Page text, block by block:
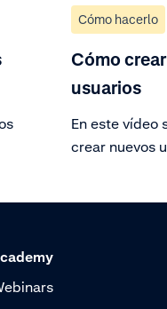
Cómo hacerlo
Cómo
usuarios
En este vídeo
crear nuevos